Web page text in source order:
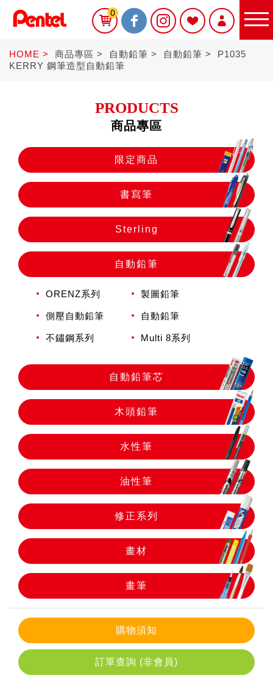
限定商品
書寫筆
Sterling
自動鉛筆
自動鉛筆芯
木頭鉛筆
水性筆
油性筆
修正系列
畫材
畫筆
0
HOME 商品專區 自動鉛筆 自動鉛筆
P1035
KERRY 鋼筆造型自動鉛筆
PRODUCTS
商品專區
限定商品
書寫筆
Sterling
自動鉛筆
ORENZ系列 製圖鉛筆
側壓自動鉛筆 自動鉛筆
不鏽鋼系列 Multi 8系列
自動鉛筆芯
木頭鉛筆
水性筆
油性筆
修正系列
畫材
畫筆
購物須知
訂單查詢 (非會員)